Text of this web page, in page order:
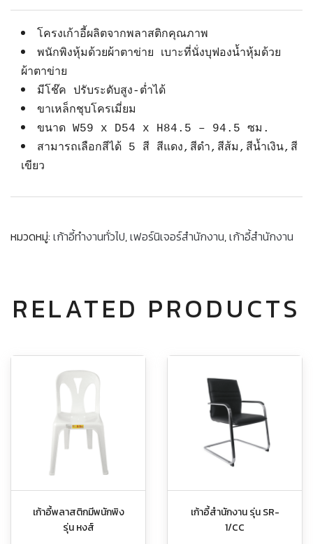
โครงเก้าอี้ผลิตจากพลาสติกคุณภาพ
พนักพิงหุ้มด้วยผ้าตาข่าย เบาะที่นั่งบุฟองน้ำหุ้มด้วย
ผ้าตาข่าย
มีโช๊ค ปรับระดับสูง-ต่ำได้
ขาเหล็กชุบโครเมี่ยม
ขนาด W59 x D54 x H84.5 – 94.5 ซม.
สามารถเลือกสีได้ 5 สี สีแดง,สีดำ,สีส้ม,สีน้ำเงิน,สี
เขียว
หมวดหมู่: เก้าอี้ทำงานทั่วไป,เฟอร์นิเจอร์สำนักงาน,เก้าอี้สำนักงาน
RELATED PRODUCTS
เก้าอี้พลาสติกมีพนักพิง
รุ่น หงส์
เก้าอี้สำนักงาน รุ่น SR-
1/CC